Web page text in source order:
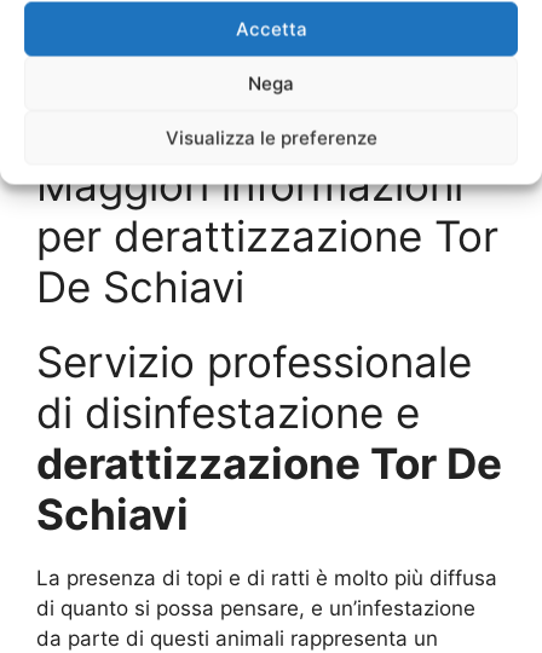
Accetta
Nega
Visualizza le preferenze
Disinfestazioni VilleTor De Schiavi
SCRIVICI
Maggiori informazioni
per derattizzazione Tor
De Schiavi
Servizio professionale
di disinfestazione e
derattizzazione Tor De
Schiavi
La presenza di topi e di ratti è molto più diffusa
di quanto si possa pensare, e un’infestazione
da parte di questi animali rappresenta un